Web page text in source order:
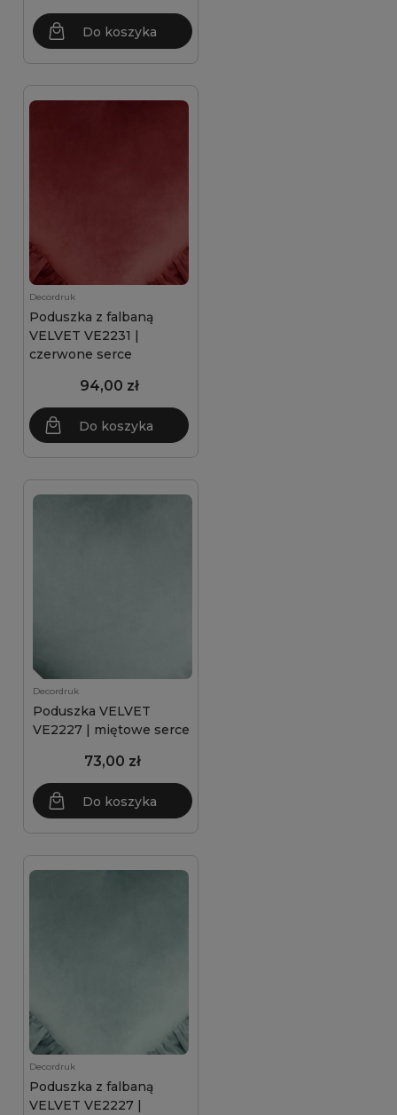
Do koszyka
Decordruk
Poduszka z falbaną
VELVET VE2231 |
czerwone serce
94,00 zł
Do koszyka
Decordruk
Poduszka VELVET
VE2227 | miętowe serce
73,00 zł
Do koszyka
Decordruk
Poduszka z falbaną
VELVET VE2227 |